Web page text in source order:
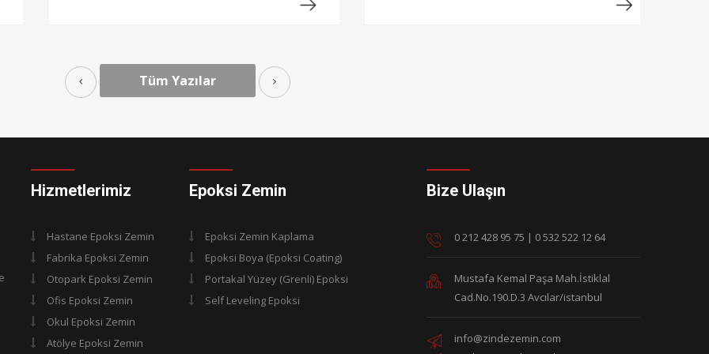
Tüm Yazılar
Hizmetlerimiz
Hastane Epoksi Zemin
Fabrika Epoksi Zemin
Otopark Epoksi Zemin
Ofis Epoksi Zemin
Okul Epoksi Zemin
Atölye Epoksi Zemin
Epoksi Zemin
Epoksi Zemin Kaplama
Epoksi Boya (Epoksi Coating)
Portakal Yüzey (Grenli) Epoksi
Self Leveling Epoksi
Bize Ulaşın
0 212 428 95 75 | 0 532 522 12 64
Mustafa Kemal Paşa Mah.İstiklal
Cad.No.190.D.3 Avcılar/istanbul
info@zindezemin.com